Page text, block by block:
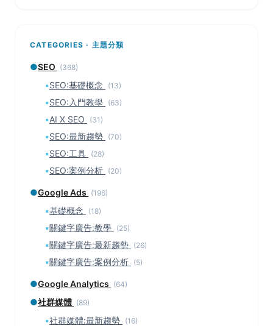
CATEGORIES · 主題分類
●SEO (368)
▪SEO:基礎概念 (13)
▪SEO:入門教學 (63)
▪AI X SEO (31)
▪SEO:最新趨勢 (70)
▪SEO:工具 (28)
▪SEO:案例分析 (20)
●Google Ads (196)
▪基礎概念 (18)
▪關鍵字廣告:教學 (25)
▪關鍵字廣告:最新趨勢 (26)
▪關鍵字廣告:案例分析 (5)
●Google Analytics (64)
●社群媒體 (89)
▪社群媒體:最新趨勢 (16)